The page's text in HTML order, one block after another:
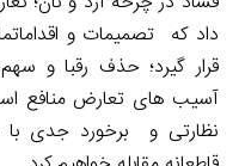
داد که تصمیمات و
قرار گیرد؛ حذف رقبا و
آسیب های تعارض منافع
نظارتی و برخورد جدی